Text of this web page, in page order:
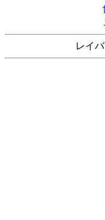
レイ